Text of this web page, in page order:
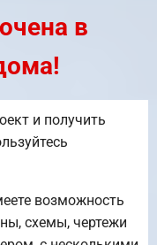
в
и получить
возможность
схемы, чертежи